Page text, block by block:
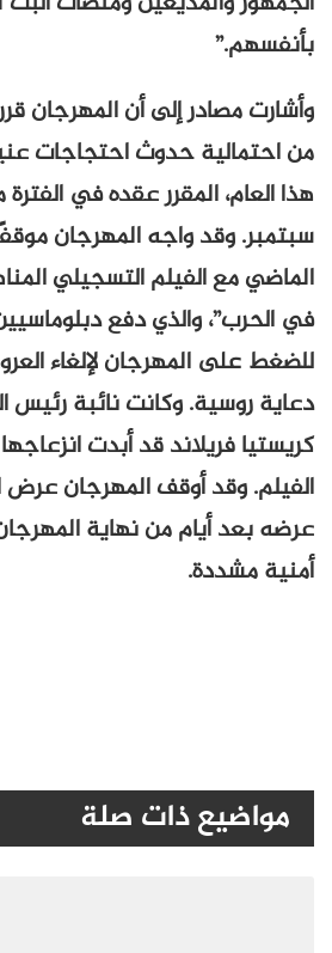
بأنفسهم.”
وأشارت مصادر إلى أن المهرجان
من احتمالية حدوث احتجاجات
سبتمبر. وقد واجه المهرجان
الماضي مع الفيلم التسجيلي
في الحرب”، والذي دفع
للضغط على المهرجان لإلغاء
دعاية روسية. وكانت نائبة رئيس
كريستيا فريلاند قد أبدت
الفيلم. وقد أوقف المهرجان عرض
عرضه بعد أيام من نهاية
أمنية مشددة.
مواضيع ذات صلة